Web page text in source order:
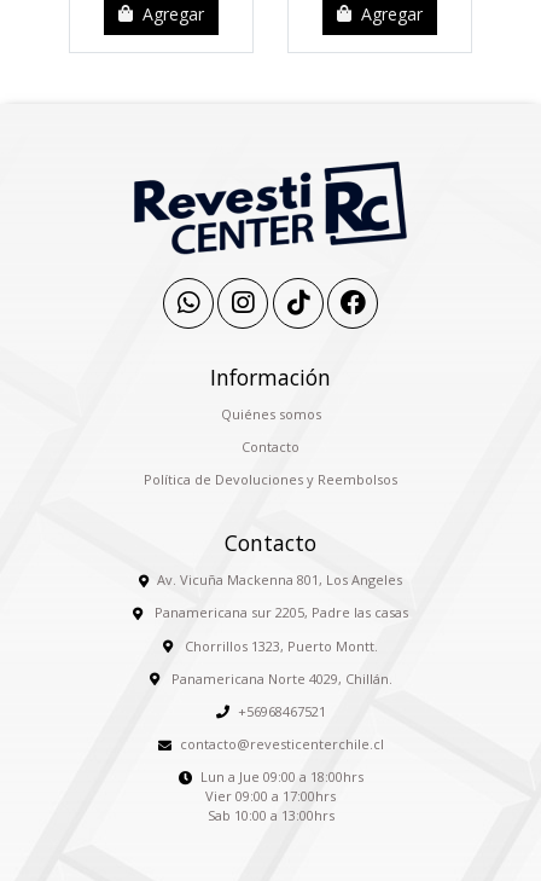
Agregar Agregar
Información
Quiénes somos
Contacto
Política de Devoluciones y Reembolsos
Contacto
Av. Vicuña Mackenna 801, Los Angeles
Panamericana sur 2205, Padre las casas
Chorrillos 1323, Puerto Montt.
Panamericana Norte 4029, Chillán.
+56968467521
contacto@revesticenterchile.cl
Lun a Jue 09:00 a 18:00hrs
Vier 09:00 a 17:00hrs
Sab 10:00 a 13:00hrs